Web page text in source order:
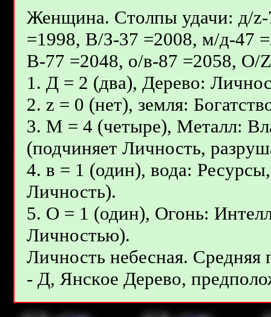
Женщина. Столпы удачи: д/
=1998, В/З-37 =2008, м/д-47
В-77 =2048, о/в-87 =2058, О/
1. Д = 2 (два), Дерево:
2. z = 0 (нет), земля:
3. М = 4 (четыре), Металл:
(подчиняет Личность,
4. в = 1 (один), вода:
Личность).
5. О = 1 (один), Огонь:
Личностью).
Личность небесная.
- Д, Янcкoe Дepeвo,